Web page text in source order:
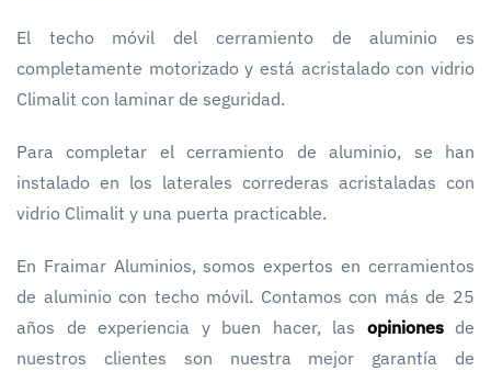
El techo móvil del cerramiento de aluminio es
completamente motorizado y está acristalado con vidrio
Climalit con laminar de seguridad.
Para completar el cerramiento de aluminio, se han
instalado en los laterales correderas acristaladas con
vidrio Climalit y una puerta practicable.
En Fraimar Aluminios, somos expertos en cerramientos
de aluminio con techo móvil. Contamos con más de 25
años de experiencia y buen hacer, las opinionesde
nuestros clientes son nuestra mejor garantía de